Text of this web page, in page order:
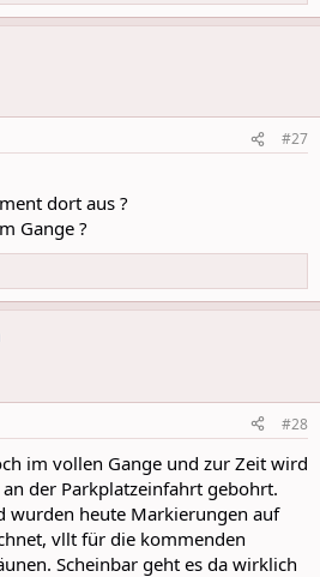
#27
dort aus ?
Gange ?
#28
im vollen Gange und zur Zeit wird
der Parkplatzeinfahrt gebohrt.
wurden heute Markierungen auf
vllt für die kommenden
Scheinbar geht es da wirklich